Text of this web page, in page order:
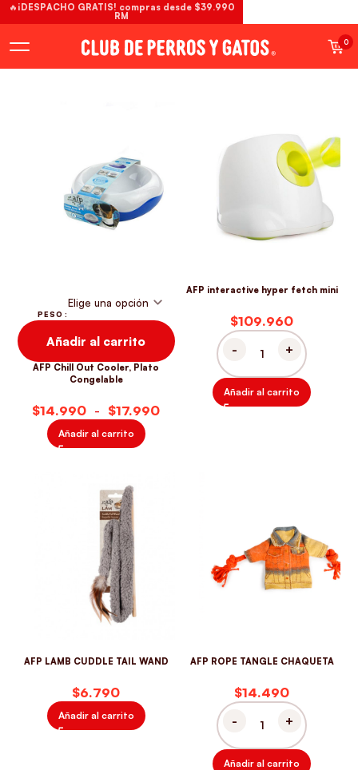
0
PESO
Añadir al carrito
AFP Chill Out Cooler, Plato
Congelable
$ $
Añadir al carrito
AFP interactive hyper fetch mini
$
AFP INTERACTIVE HYPER
Añadir al carrito
AFP LAMB CUDDLE TAIL WAND
$
Añadir al carrito
AFP ROPE TANGLE CHAQUETA
$
AFP ROPE TANGLE
Añadir al carrito
🔥¡DESPACHO GRATIS! compras desde $39.990
RM